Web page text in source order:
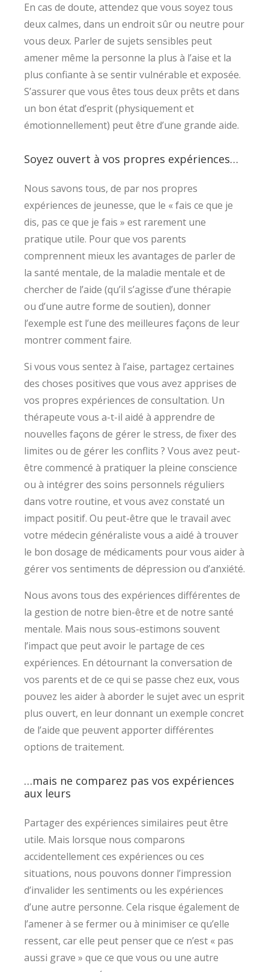
En cas de doute, attendez que vous soyez tous
deux calmes, dans un endroit sûr ou neutre pour
vous deux. Parler de sujets sensibles peut
amener même la personne la plus à l’aise et la
plus confiante à se sentir vulnérable et exposée.
S’assurer que vous êtes tous deux prêts et dans
un bon état d’esprit (physiquement et
émotionnellement) peut être d’une grande aide.
Soyez ouvert à vos propres expériences…
Nous savons tous, de par nos propres
expériences de jeunesse, que le « fais ce que je
dis, pas ce que je fais » est rarement une
pratique utile. Pour que vos parents
comprennent mieux les avantages de parler de
la santé mentale, de la maladie mentale et de
chercher de l’aide (qu’il s’agisse d’une thérapie
ou d’une autre forme de soutien), donner
l’exemple est l’une des meilleures façons de leur
montrer comment faire.
Si vous vous sentez à l’aise, partagez certaines
des choses positives que vous avez apprises de
vos propres expériences de consultation. Un
thérapeute vous a-t-il aidé à apprendre de
nouvelles façons de gérer le stress, de fixer des
limites ou de gérer les conflits ? Vous avez peut-
être commencé à pratiquer la pleine conscience
ou à intégrer des soins personnels réguliers
dans votre routine, et vous avez constaté un
impact positif. Ou peut-être que le travail avec
votre médecin généraliste vous a aidé à trouver
le bon dosage de médicaments pour vous aider à
gérer vos sentiments de dépression ou d’anxiété.
Nous avons tous des expériences différentes de
la gestion de notre bien-être et de notre santé
mentale. Mais nous sous-estimons souvent
l’impact que peut avoir le partage de ces
expériences. En détournant la conversation de
vos parents et de ce qui se passe chez eux, vous
pouvez les aider à aborder le sujet avec un esprit
plus ouvert, en leur donnant un exemple concret
de l’aide que peuvent apporter différentes
options de traitement.
…mais ne comparez pas vos expériences
aux leurs
Partager des expériences similaires peut être
utile. Mais lorsque nous comparons
accidentellement ces expériences ou ces
situations, nous pouvons donner l’impression
d’invalider les sentiments ou les expériences
d’une autre personne. Cela risque également de
l’amener à se fermer ou à minimiser ce qu’elle
ressent, car elle peut penser que ce n’est « pas
aussi grave » que ce que vous ou une autre